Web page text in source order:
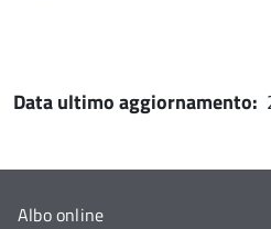
Data ultimo aggiornamento:
Albo online